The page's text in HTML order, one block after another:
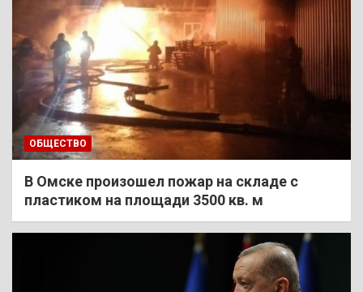
ОБЩЕСТВО
В Омске произошел пожар на складе с
пластиком на площади 3500 кв. м